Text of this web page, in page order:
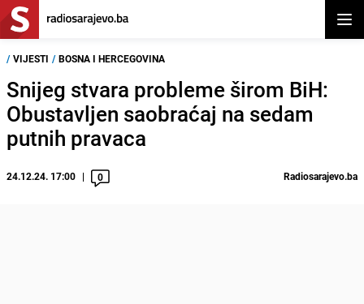
/ VIJESTI / BOSNA I HERCEGOVINA
Snijeg stvara probleme širom BiH:
Obustavljen saobraćaj na sedam
putnih pravaca
24.12.24. 17:00 0 Radiosarajevo.ba